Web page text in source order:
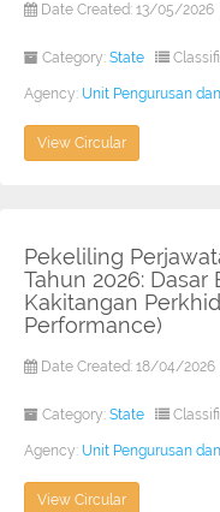
Date Created: 13/05/2026
Category: State
Agency: Unit Pengurusan
View Circular
Pekeliling
Tahun 2026:
Kakitangan
Performance)
Date Created: 18/04/2026
Category: State
Agency: Unit Pengurusan
View Circular